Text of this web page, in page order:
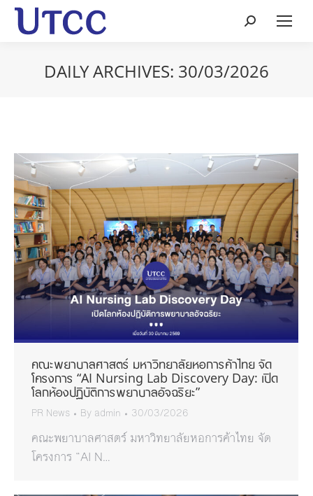
Search:
DAILY ARCHIVES: 30/03/2026
คณะพยาบาลศาสตร์ มหาวิทยาลัยหอการค้าไทย จัด
โครงการ “AI Nursing Lab Discovery Day: เปิด
โลกห้องปฏิบัติการพยาบาลอัจฉริยะ”
PR News By admin 30/03/2026
คณะพยาบาลศาสตร์ มหาวิทยาลัยหอการค้าไทย จัด
โครงการ “AI N…